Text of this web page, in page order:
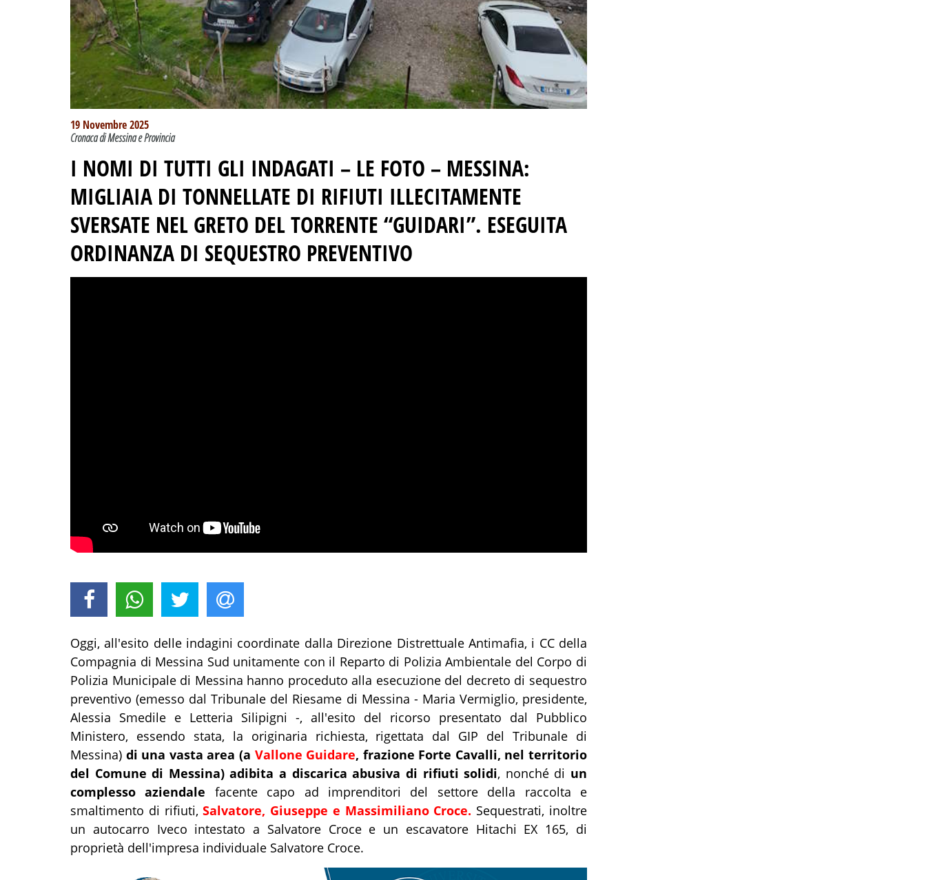
19 Novembre 2025
Cronaca di Messina e Provincia
I NOMI DI TUTTI GLI INDAGATI – LE FOTO – MESSINA:
MIGLIAIA DI TONNELLATE DI RIFIUTI ILLECITAMENTE
SVERSATE NEL GRETO DEL TORRENTE “GUIDARI”. ESEGUITA
ORDINANZA DI SEQUESTRO PREVENTIVO
Oggi, all'esito delle indagini coordinate dalla Direzione Distrettuale Antimafia, i CC della
Compagnia di Messina Sud unitamente con il Reparto di Polizia Ambientale del Corpo di
Polizia Municipale di Messina hanno proceduto alla esecuzione del decreto di sequestro
preventivo (emesso dal Tribunale del Riesame di Messina - Maria Vermiglio, presidente,
Alessia Smedile e Letteria Silipigni -, all'esito del ricorso presentato dal Pubblico
Ministero, essendo stata, la originaria richiesta, rigettata dal GIP del Tribunale di
Messina) di una vasta area (a Vallone Guidare, frazione Forte Cavalli, nel territorio
del Comune di Messina) adibita a discarica abusiva di rifiuti solidi, nonché di un
complesso aziendale facente capo ad imprenditori del settore della raccolta e
smaltimento di rifiuti,Salvatore, Giuseppe e Massimiliano Croce. Sequestrati, inoltre
un autocarro Iveco intestato a Salvatore Croce e un escavatore Hitachi EX 165, di
proprietà dell'impresa individuale Salvatore Croce.